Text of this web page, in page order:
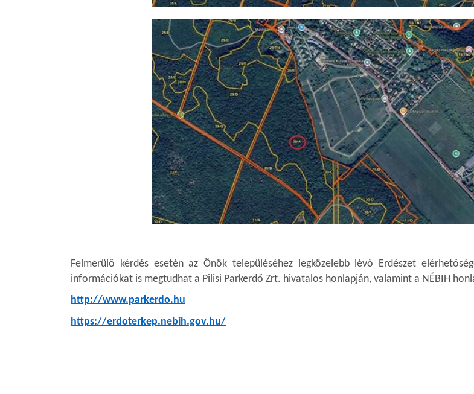
Felmerülő kérdés esetén az Önök településéhez legközelebb lévő Erdészet
információkat is megtudhat a Pilisi Parkerdő Zrt. hivatalos honlapján, valamint a NÉBIH
http://www.parkerdo.hu
https://erdoterkep.nebih.gov.hu/